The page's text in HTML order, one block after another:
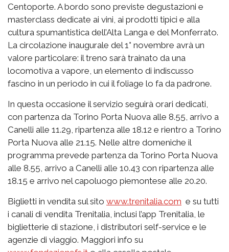
Centoporte. A bordo sono previste degustazioni e
masterclass dedicate ai vini, ai prodotti tipici e alla
cultura spumantistica dell’Alta Langa e del Monferrato.
La circolazione inaugurale del 1° novembre avrà un
valore particolare: il treno sarà trainato da una
locomotiva a vapore, un elemento di indiscusso
fascino in un periodo in cui il foliage lo fa da padrone.
In questa occasione il servizio seguirà orari dedicati,
con partenza da Torino Porta Nuova alle 8.55, arrivo a
Canelli alle 11.29, ripartenza alle 18.12 e rientro a Torino
Porta Nuova alle 21.15. Nelle altre domeniche il
programma prevede partenza da Torino Porta Nuova
alle 8.55, arrivo a Canelli alle 10.43 con ripartenza alle
18.15 e arrivo nel capoluogo piemontese alle 20.20.
Biglietti in vendita sul sito www.trenitalia.com e su tutti
i canali di vendita Trenitalia, inclusi l’app Trenitalia, le
biglietterie di stazione, i distributori self-service e le
agenzie di viaggio. Maggiori info su